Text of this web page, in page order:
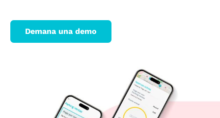
Demana una demo